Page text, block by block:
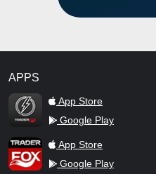
APPS
TraderFox Flash
App Store
Google Play
TraderFox AppApp Store
Google Play